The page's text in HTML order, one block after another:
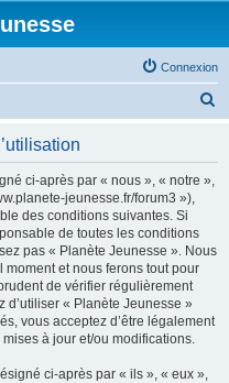
Connexion
ci-après par « nous », « notre »,
jeunesse.fr/forum3 »),
des conditions suivantes. Si
de toutes les conditions
pas « Planète Jeunesse ». Nous
et nous ferons tout pour
de vérifier régulièrement
« Planète Jeunesse »
vous acceptez d’être légalement
à jour et/ou modifications.
ci-après par « ils », « eux »,